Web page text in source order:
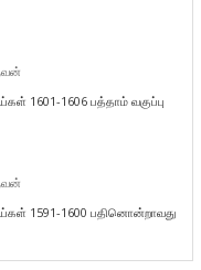
1601-1606 பத்தாம் வகுப்பு
1591-1600 பதினொன்றாவது